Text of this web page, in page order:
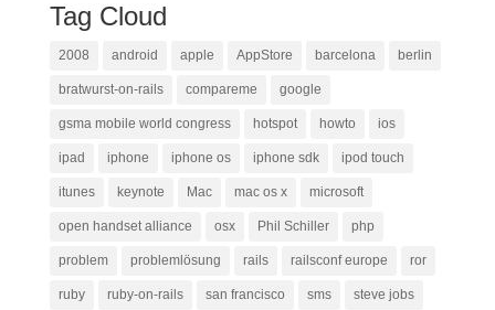
Tag Cloud
2008 android apple AppStore barcelona berlin
bratwurst-on-rails compareme google
gsma mobile world congress hotspot howto ios
ipad iphone iphone os iphone sdk ipod touch
itunes keynote Mac mac os x microsoft
open handset alliance osx Phil Schiller php
problem problemlösung rails railsconf europe ror
ruby ruby-on-rails san francisco sms steve jobs